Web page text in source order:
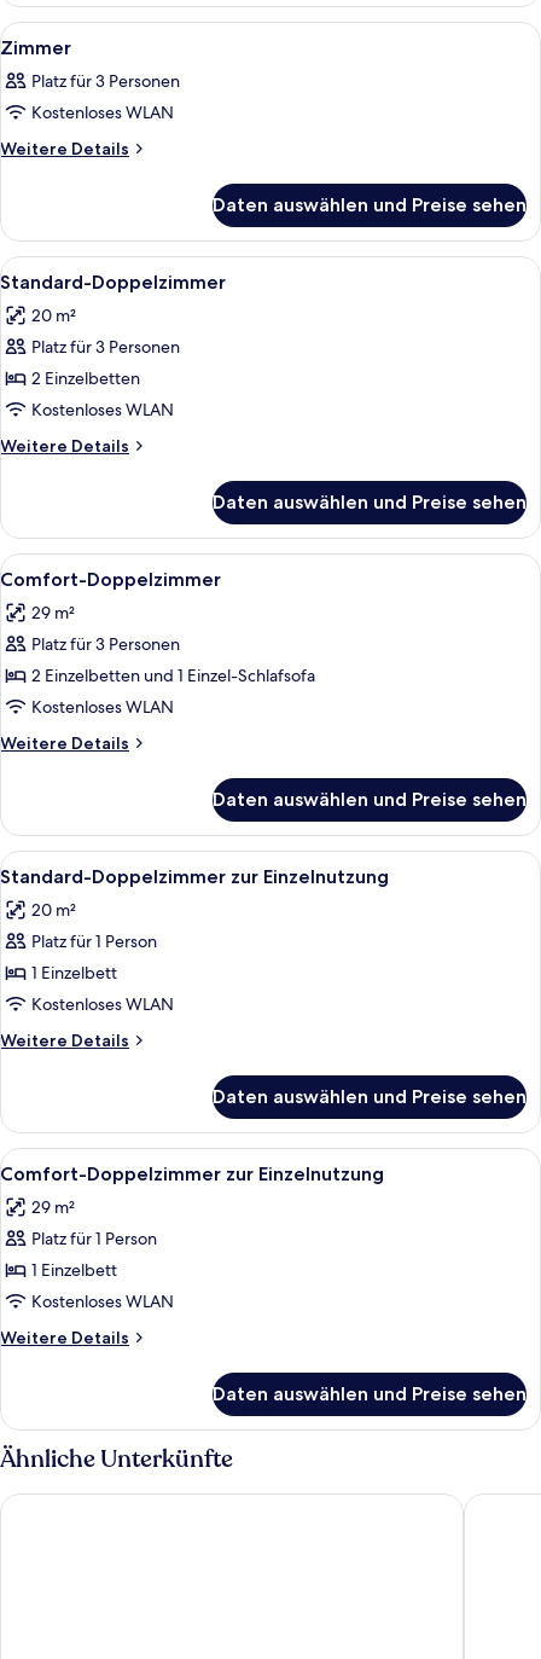
Alle
Fotos
für
Zimmer
anzeigen
Ein Hotelzimmer mit einem großen
7
Zimmer
Platz für 3 Personen
Kostenloses WLAN
Weitere Details
Weitere
Daten auswählen und Preise sehen
Alle
Fotos
für
Standard-
Doppelzimmer
anzeigen
Ein modernes Zimmer mit einem
7
Standard-Doppelzimmer
20 m²
Platz für 3 Personen
2 Einzelbetten
Kostenloses WLAN
Weitere Details
Weitere
Doppelzimmer
Daten auswählen und Preise sehen
Alle
Fotos
für
Comfort-
Doppelzimmer
anzeigen
Ein ordentlich bezogenes Bett mit
8
Comfort-Doppelzimmer
29 m²
Platz für 3 Personen
2 Einzelbetten und 1 Einzel-Schlafsofa
Kostenloses WLAN
Weitere Details
Weitere
Doppelzimmer
Daten auswählen und Preise sehen
Alle
Fotos
für
Standard-
Doppelzimmer
zur
Einzelnutzung
anzeigen
Ein modernes Zimmer mit einem
6
Standard-Doppelzimmer zur Einzelnutzung
20 m²
Platz für 1 Person
1 Einzelbett
Kostenloses WLAN
Weitere Details
Weitere
Doppelzimmer
zur
Einzelnutzung
Daten auswählen und Preise sehen
Alle
Fotos
für
Comfort-
Doppelzimmer
zur
Einzelnutzung
anzeigen
Ein modernes Hotelzimmer mit
8
Comfort-Doppelzimmer zur Einzelnutzung
29 m²
Platz für 1 Person
1 Einzelbett
Kostenloses WLAN
Weitere Details
Weitere
Doppelzimmer
zur
Einzelnutzung
Daten auswählen und Preise sehen
Ähnliche Unterkünfte
RheinVilla ARTE